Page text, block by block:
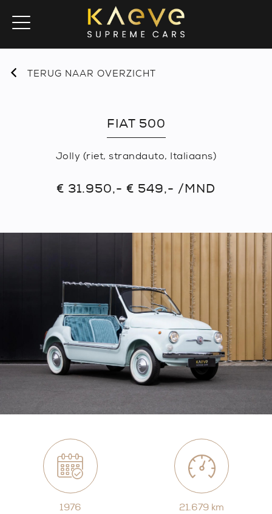
TERUG NAAR OVERZICHT
FIAT 500
Jolly (riet, strandauto, Italiaans)
€ 31.950,- € 549,- /MND
1976 21.679 km